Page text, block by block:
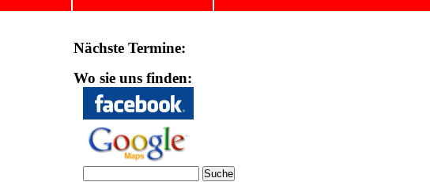
Nächste Termine:
Wo sie uns finden: